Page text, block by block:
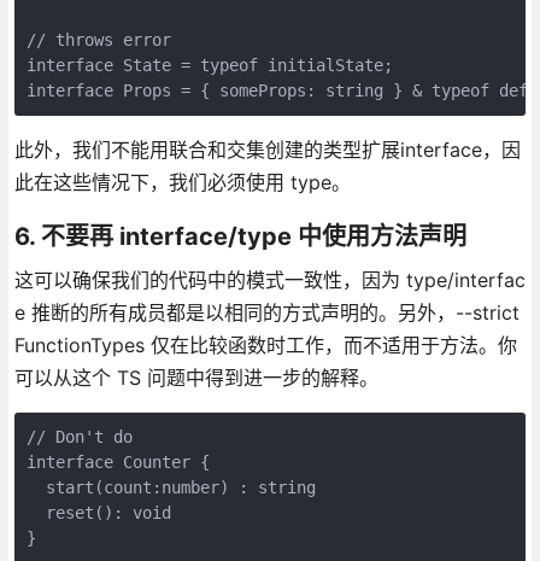
// throws error
interface State = typeof initialState;
interface Props = { someProps: string } & typeof
此外，我们不能用联合和交集创建的类型扩展interface，因
此在这些情况下，我们必须使用 type。
6. 不要再 interface/type 中使用方法声明
这可以确保我们的代码中的模式一致性，因为 type/interfac
e 推断的所有成员都是以相同的方式声明的。另外，--strict
FunctionTypes 仅在比较函数时工作，而不适用于方法。你
可以从这个 TS 问题中得到进一步的解释。
// Don't do
interface Counter {
  start(count:number) : string
  reset(): void
}